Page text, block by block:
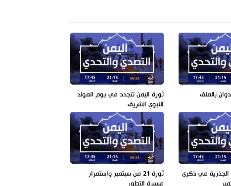
بالملف
ثورة اليمن تتجدد في يوم المولد
النبوي الشريف
الجذرية في ذكرى
ثورة 21 من سبتمبر واستمرار
مسيرة التطور